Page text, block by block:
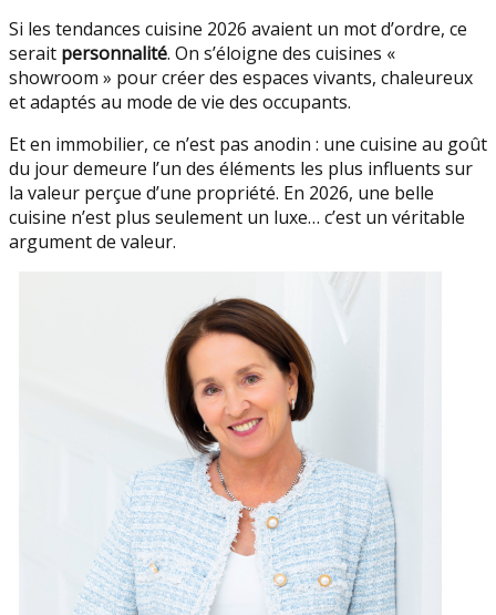
Si les tendances cuisine 2026 avaient un mot d’ordre, ce
serait personnalité. On s’éloigne des cuisines «
showroom » pour créer des espaces vivants, chaleureux
et adaptés au mode de vie des occupants.
Et en immobilier, ce n’est pas anodin : une cuisine au goût
du jour demeure l’un des éléments les plus influents sur
la valeur perçue d’une propriété. En 2026, une belle
cuisine n’est plus seulement un luxe… c’est un véritable
argument de valeur.